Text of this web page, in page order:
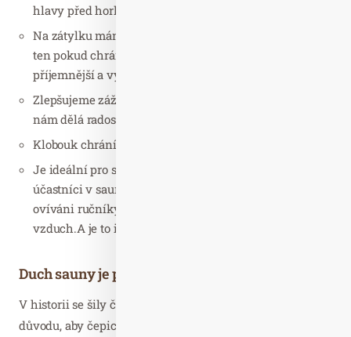
hlavy před horkem a přehřátím.
Na zátylku máme teplotní čidlo, termoregulační bod a
ten pokud chrání saunová čepice, je saunování
příjemnější a vydržíme v sauně déle.
Zlepšujeme zážitek ze saunování a pěkný klobouk
nám dělá radost
Klobouk chrání naše vlasy, výborně absorbuje vlhkost
Je ideální pro saunové ceremoniály a rituály, protože
účastníci v sauně sedí a současně jsou intenzivně
ovíváni ručníky a na tělo intenzivně působí horký
vzduch.A je to i zábavné
Duch sauny je potěšen
V historii se šily čepice vysoké, do špičky. A to právě z
důvodu, aby čepice byla co nejvyšší a když jdeme do